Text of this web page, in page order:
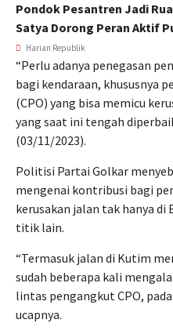
Pondok Pesantren Jadi
Satya Dorong Peran Aktif
Harian Republik
“Perlu adanya penegasan
bagi kendaraan, khususnya
(CPO) yang bisa memicu
yang saat ini tengah
(03/11/2023).
Politisi Partai Golkar
mengenai kontribusi bagi
kerusakan jalan tak hanya di
titik lain.
“Termasuk jalan di Kutim
sudah beberapa kali
lintas pengangkut CPO,
ucapnya.